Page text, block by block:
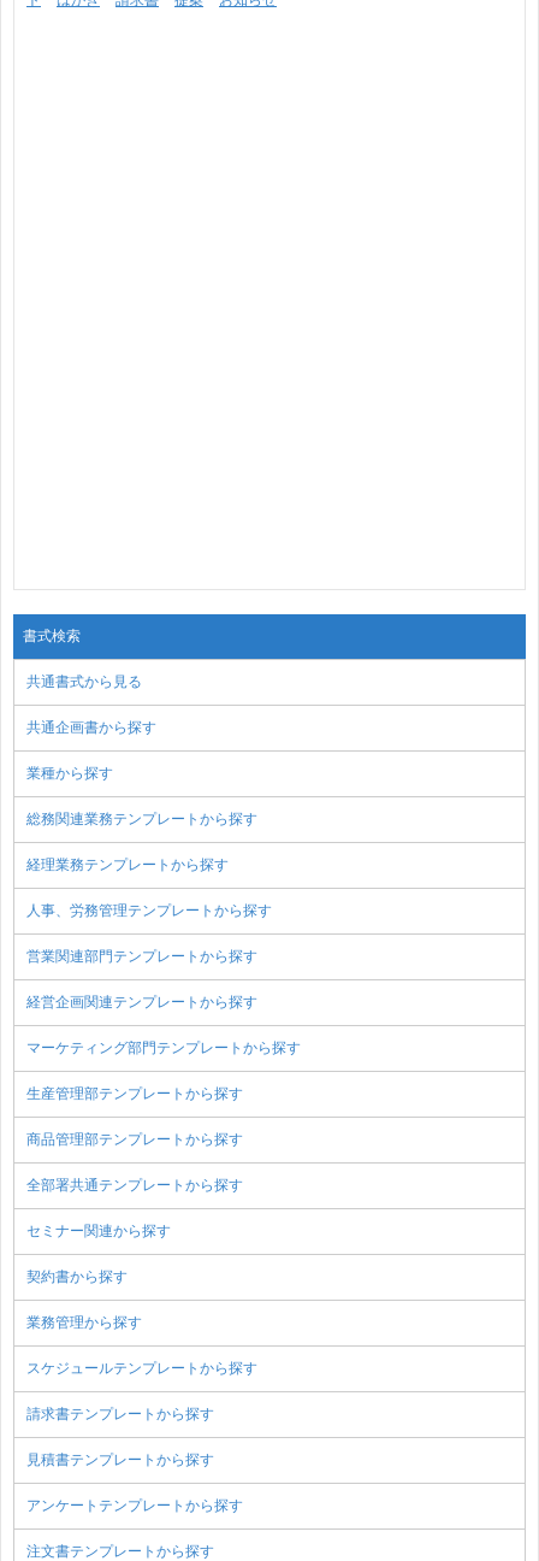
書式検索
共通書式から見る
共通企画書から探す
業種から探す
総務関連業務テンプレートから探す
経理業務テンプレートから探す
人事、労務管理テンプレートから探す
営業関連部門テンプレートから探す
経営企画関連テンプレートから探す
マーケティング部門テンプレートから探す
生産管理部テンプレートから探す
商品管理部テンプレートから探す
全部署共通テンプレートから探す
セミナー関連から探す
契約書から探す
業務管理から探す
スケジュールテンプレートから探す
請求書テンプレートから探す
見積書テンプレートから探す
アンケートテンプレートから探す
注文書テンプレートから探す